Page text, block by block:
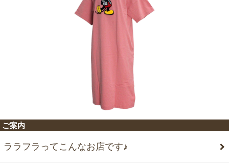
ご案内
ララフラってこんなお店です♪